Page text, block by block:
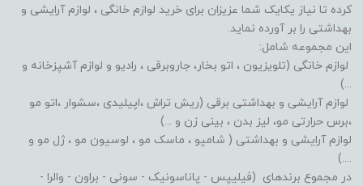
کرده تا نیاز یکایک شما عزیزان برای خرید لوازم خانگی ، لوازم آرایشی و
بهداشتی را بر آورده نماید.
این مجموعه شامل:
لوازم خانگی (تلویزیون ، اتو بخار، جاروبرقی ، رادیو و لوازم آشپزخانه و
...)
لوازم آرایشی و بهداشتی برقی (ریش تراش ،اپیلیدی ،سشوار ،اتو مو
،برس حرارتی مو، لیز بدن ، بینی زن و ...)
لوازم آرایشی و بهداشتی ( شامپو ، ماسک مو ، لوسیون مو ، ژل مو و
....)
در مجموع برندهای (فیلیپس - پاناسونیک - سونی - براون - والرا -